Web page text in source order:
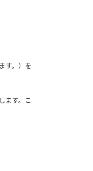
す。）を
ます。こ